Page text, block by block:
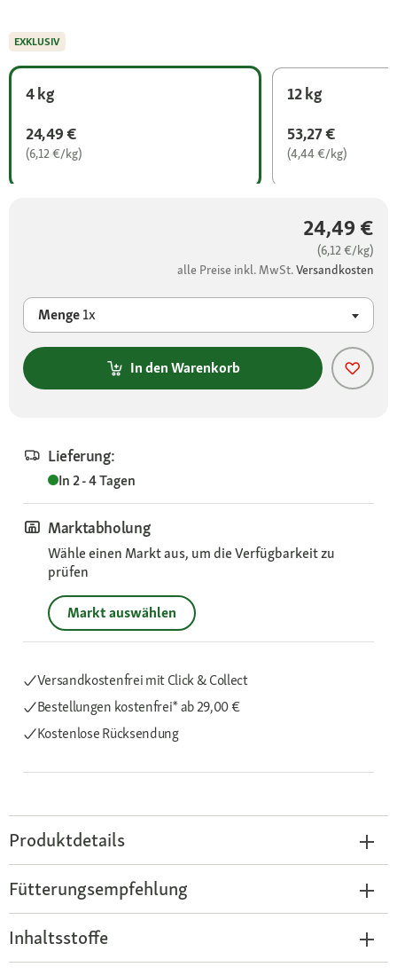
4 kg
24,49 €
(6,12 €/kg)
12 kg
53,27 €
(4,44 €/kg)
24,49 €
(6,12 €/kg)
alle Preise inkl. MwSt.Versandkosten
Menge1x
In den Warenkorb
Lieferung:
In 2 - 4 Tagen
Marktabholung
Wähle einen Markt aus, um die Verfügbarkeit zu
prüfen
Markt auswählen
Versandkostenfrei mit Click & Collect
Bestellungen kostenfrei*ab 29,00 €
Kostenlose Rücksendung
EXKLUSIV
Produktdetails
Fütterungsempfehlung
Inhaltsstoffe